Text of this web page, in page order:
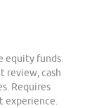
equity funds.
review, cash
Requires
experience.